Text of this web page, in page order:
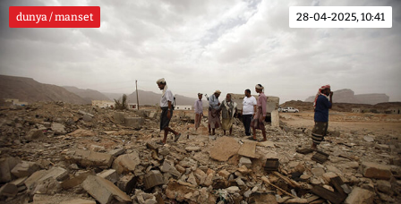
dunya / manset 28-04-2025, 10:41